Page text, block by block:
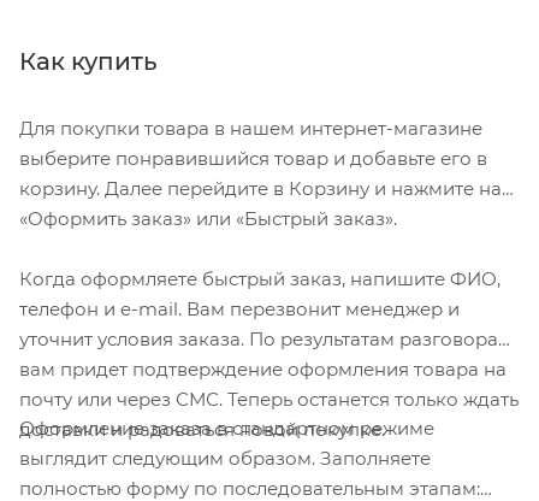
Как купить
Для покупки товара в нашем интернет-магазине
выберите понравившийся товар и добавьте его в
корзину. Далее перейдите в Корзину и нажмите на
«Оформить заказ» или «Быстрый заказ».
Когда оформляете быстрый заказ, напишите ФИО,
телефон и e-mail. Вам перезвонит менеджер и
уточнит условия заказа. По результатам разговора
вам придет подтверждение оформления товара на
почту или через СМС. Теперь останется только ждать
доставки и радоваться новой покупке.
Оформление заказа в стандартном режиме
выглядит следующим образом. Заполняете
полностью форму по последовательным этапам: